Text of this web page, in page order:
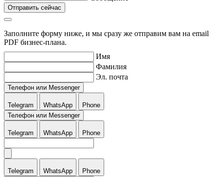
Отправить сейчас
Заполните форму ниже, и мы сразу же отправим вам на email
PDF бизнес-плана.
Имя
Фамилия
Эл. почта
Телефон или Messenger
Telegram WhatsApp
Phone
Телефон или Messenger
Telegram WhatsApp Phone
Telegram WhatsApp Phone